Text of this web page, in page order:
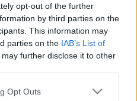
opt-out of the further
by third parties on the
This information may
parties on the IAB’s List of
may further disclose it to other
uses one or more Google
Opt Outs
Vorteilscard 66-ot
és 50% kedvezményt ad
egy éven keresztül.
egyértelműen
út során visszahozza
hogy a tulajdonosa…